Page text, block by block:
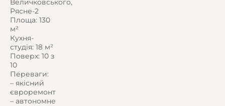
Величковського,
Рясне-2
Площа: 130
м²
Кухня-
студія: 18 м²
Поверх: 10 з
10
Переваги:
– якісний
євроремонт
– автономне